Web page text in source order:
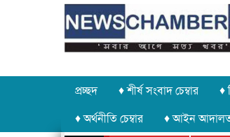
প্রচ্ছদ ♦ শীর্ষ সংবাদ চেম্বার ♦
♦ অর্থনীতি চেম্বার
♦ আইন আদালত